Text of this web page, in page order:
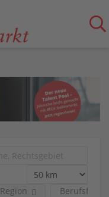
Berufsfeld
Region